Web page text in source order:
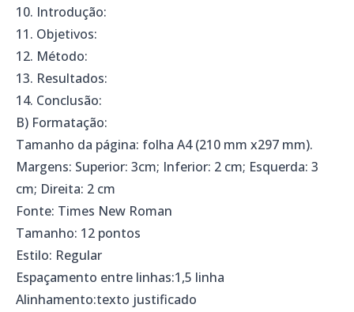
10. Introdução:
11. Objetivos:
12. Método:
13. Resultados:
14. Conclusão:
B) Formatação:
Tamanho da página: folha A4 (210 mm x297 mm).
Margens: Superior: 3cm; Inferior: 2 cm; Esquerda: 3
cm; Direita: 2 cm
Fonte: Times New Roman
Tamanho: 12 pontos
Estilo: Regular
Espaçamento entre linhas:1,5 linha
Alinhamento:texto justificado